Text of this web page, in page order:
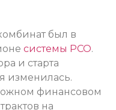
был в
системы РСО.
и старта
изменилась.
финансовом
на